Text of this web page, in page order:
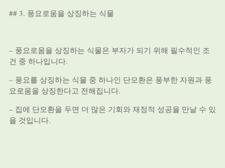
## 3. 풍요로움을 상징하는 식물
– 풍요로움을 상징하는 식물은 부자가 되기 위해 필수적인 조
건 중 하나입니다.
– 풍요를 상징하는 식물 중 하나인 단모환은 풍부한 자원과 풍
요로움을 상징한다고 전해집니다.
– 집에 단모환을 두면 더 많은 기회와 재정적 성공을 만날 수 있
을 것입니다.